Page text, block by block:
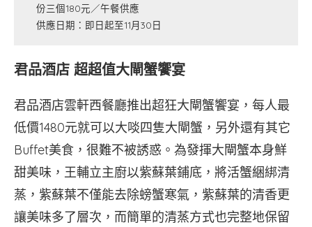
份三個180元／午餐供應
供應日期：即日起至11月30日
君品酒店 超超值大閘蟹饗宴
君品酒店雲軒西餐廳推出超狂大閘蟹饗宴，每人最
低價1480元就可以大啖四隻大閘蟹，另外還有其它
Buffet美食，很難不被誘惑。為發揮大閘蟹本身鮮
甜美味，王輔立主廚以紫蘇葉鋪底，將活蟹綑綁清
蒸，紫蘇葉不僅能去除螃蟹寒氣，紫蘇葉的清香更
讓美味多了層次，而簡單的清蒸方式也完整地保留